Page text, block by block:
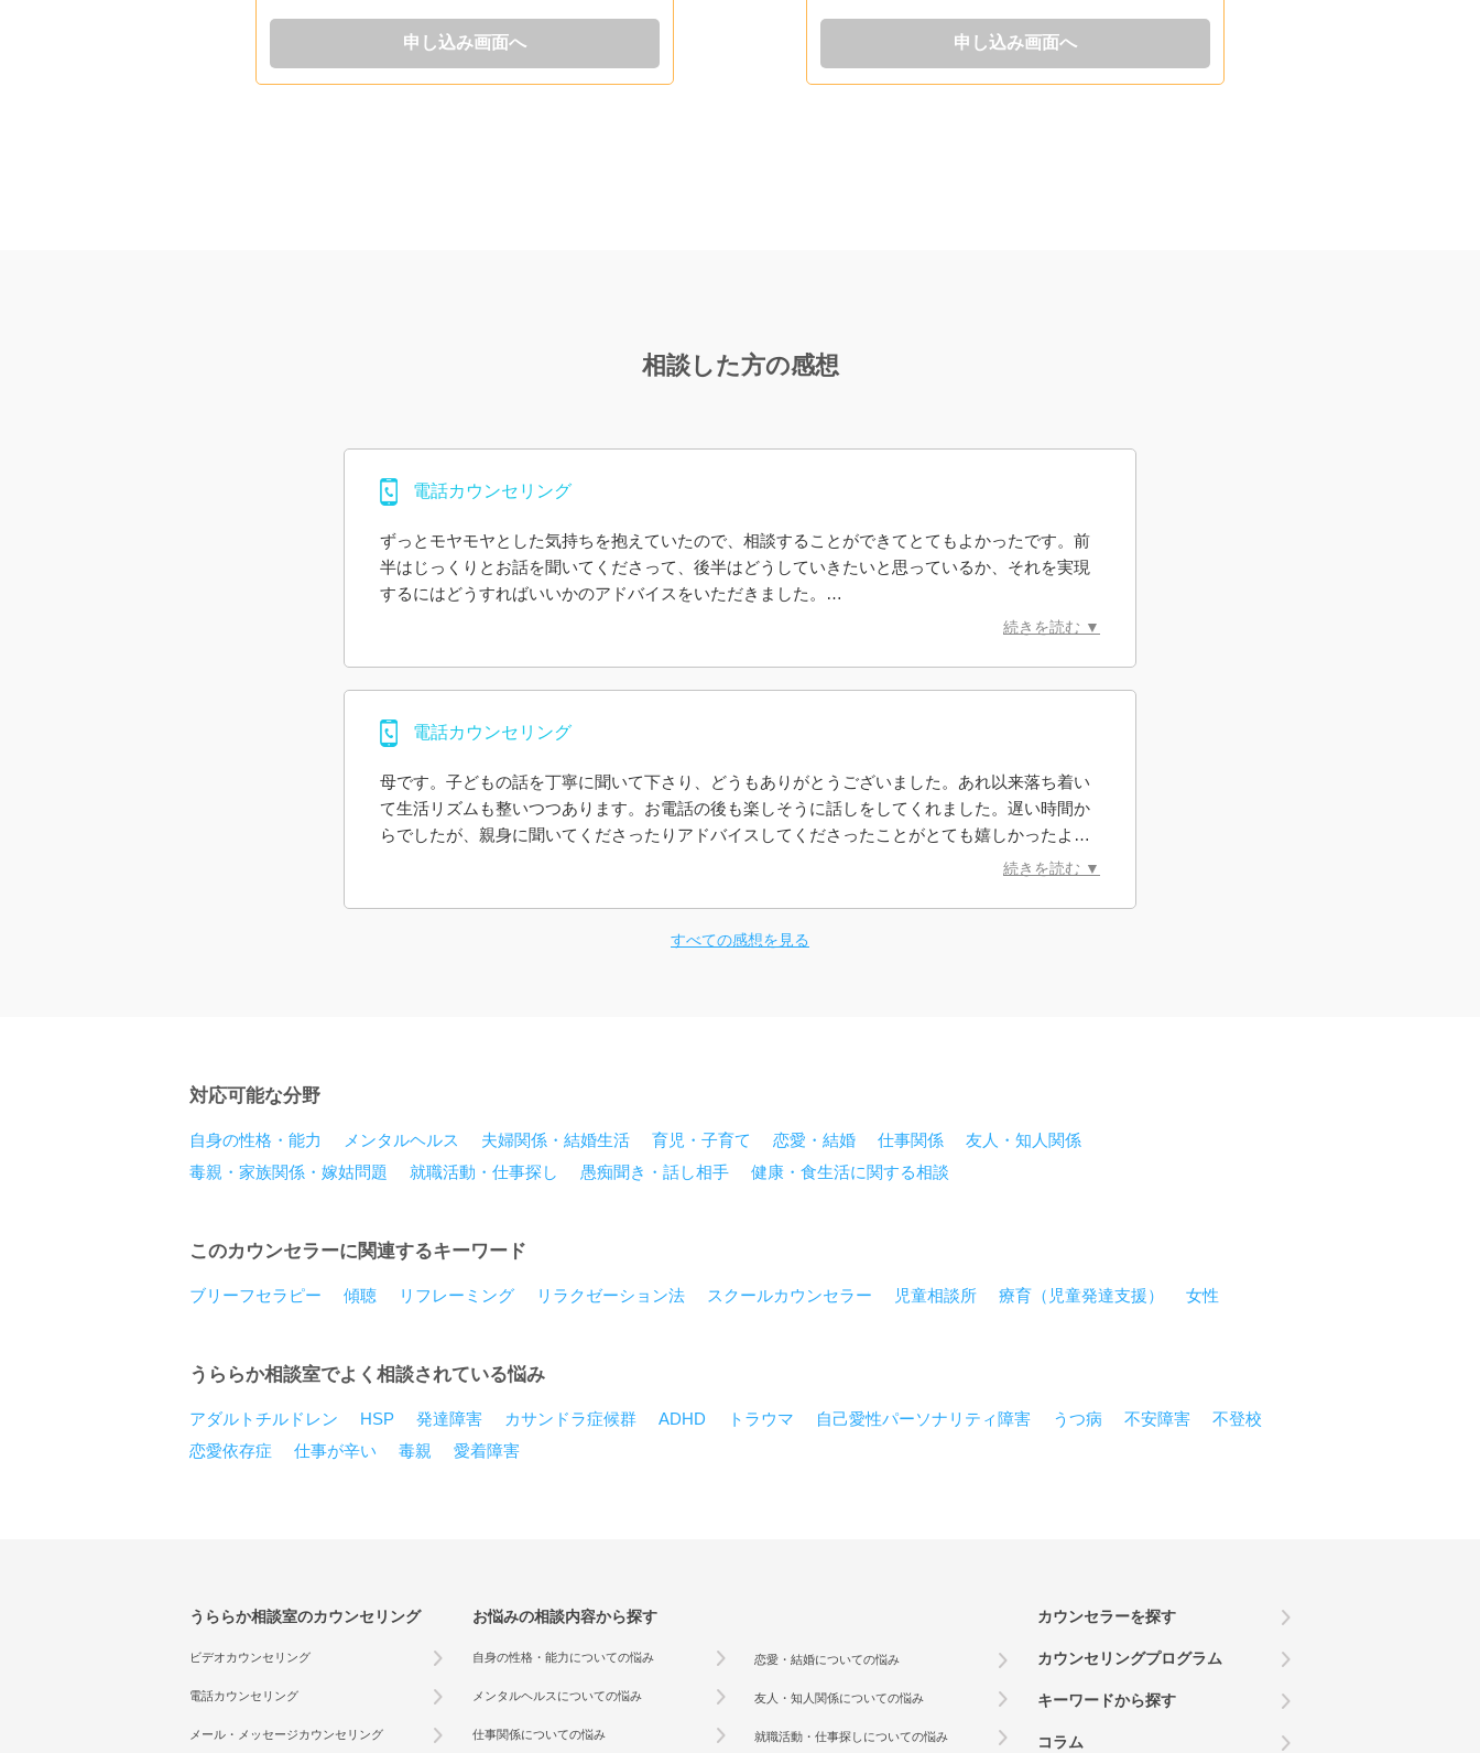
申し込み画面へ 申し込み画面へ
相談した方の感想
電話カウンセリング
ずっとモヤモヤとした気持ちを抱えていたので、相談することができてとてもよかったです。前
半はじっくりとお話を聞いてくださって、後半はどうしていきたいと思っているか、それを実現
するにはどうすればいいかのアドバイスをいただきました。
今まで自分の行動に自信がなく、何もしないままのことも多かったのですが、これからは少しず
また、誰にも相談することができずにいたことだったので、話を聞いていただけただけでも気持
迷った時、モヤモヤが復活してしまった時は、またご相談させていただけたらと思います。
ありがとうございました。
続きを読む ▼
電話カウンセリング
母です。子どもの話を丁寧に聞いて下さり、どうもありがとうございました。あれ以来落ち着い
て生活リズムも整いつつあります。お電話の後も楽しそうに話しをしてくれました。遅い時間か
らでしたが、親身に聞いてくださったりアドバイスしてくださったことがとても嬉しかったよう
です。本当にどうもありがとうございました。また何かありましたらよろしくお願いいたしま
続きを読む ▼
すべての感想を見る
対応可能な分野
自身の性格・能力 メンタルヘルス 夫婦関係・結婚生活 育児・子育て 恋愛・結婚 仕事関係
友人・知人関係
毒親・家族関係・嫁姑問題
就職活動・仕事探し 愚痴聞き・話し相手 健康・食生活に関する相談
このカウンセラーに関連するキーワード
ブリーフセラピー 傾聴 リフレーミング リラクゼーション法 スクールカウンセラー 児童相談所 療育（児童発達支援） 女性
うららか相談室でよく相談されている悩み
アダルトチルドレン HSP 発達障害 カサンドラ症候群 ADHD トラウマ 自己愛性パーソナリティ障害 うつ病 不安障害
不登校
恋愛依存症
仕事が辛い 毒親 愛着障害
うららか相談室のカウンセリング
ビデオカウンセリング
電話カウンセリング
メール・メッセージカウンセリング
お悩みの相談内容から探す
自身の性格・能力についての悩み
メンタルヘルスについての悩み
仕事関係についての悩み
恋愛・結婚についての悩み
友人・知人関係についての悩み
就職活動・仕事探しについての悩み
カウンセラーを探す
カウンセリングプログラム
キーワードから探す
コラム